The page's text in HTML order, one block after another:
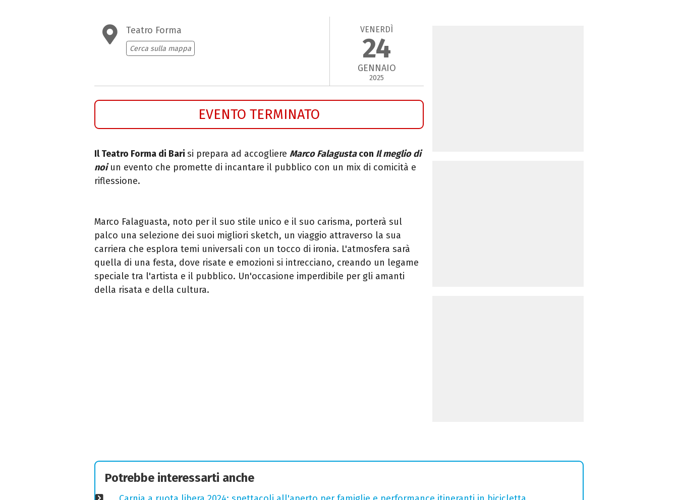
Teatro Forma
Cerca sulla mappa
VENERDÌ
24
GENNAIO
2025
EVENTO TERMINATO
Il Teatro Forma di Bari si prepara ad accogliere Marco Falagustacon Il meglio di
noiun evento che promette di incantare il pubblico con un mix di comicità e
riflessione.
Marco Falaguasta, noto per il suo stile unico e il suo carisma, porterà sul
palco una selezione dei suoi migliori sketch, un viaggio attraverso la sua
carriera che esplora temi universali con un tocco di ironia. L'atmosfera sarà
quella di una festa, dove risate e emozioni si intrecciano, creando un legame
speciale tra l'artista e il pubblico. Un'occasione imperdibile per gli amanti
della risata e della cultura.
Potrebbe interessarti anche